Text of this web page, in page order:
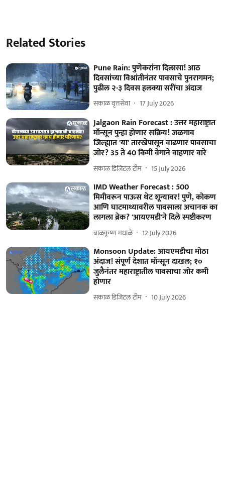
Related Stories
Pune Rain: पुणेकरांना दिलासा! आठ
दिवसांच्या विश्रांतीनंतर पावसाचे पुनरागमन;
पुढील २-३ दिवस हलक्या सरींचा अंदाज
सकाळ वृत्तसेवा 17 July 2026
Jalgaon Rain Forecast : उत्तर महाराष्ट्रात
मॉन्सून पुन्हा होणार सक्रिय! जळगाव
जिल्ह्यात 'या' तारखेपासून वाढणार पावसाचा
जोर? 35 ते 40 किमी वेगाने वाहणार वारे
सकाळ डिजिटल टीम 15 July 2026
IMD Weather Forecast : 500
मिमीवरून पाऊस थेट शून्यावर! पुणे, कोकण
आणि घाटमाथ्यावरील पावसाला अचानक का
लागला ब्रेक? 'आयएमडी'ने दिले स्पष्टीकरण
बाळकृष्ण मधाळे 12 July 2026
Monsoon Update: आयएमडीचा मोठा
अंदाज! संपूर्ण देशात मॉन्सून दाखल; १०
जुलैनंतर महाराष्ट्रातील पावसाचा जोर कमी
होणार
सकाळ डिजिटल टीम 10 July 2026